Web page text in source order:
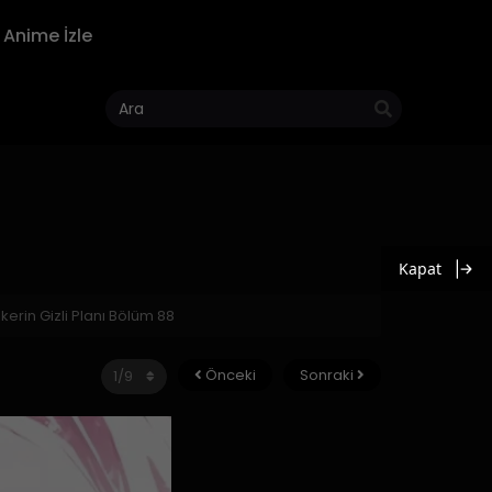
Anime İzle
Gizli Planı Bölüm 88
Önceki Sonraki
Kapat